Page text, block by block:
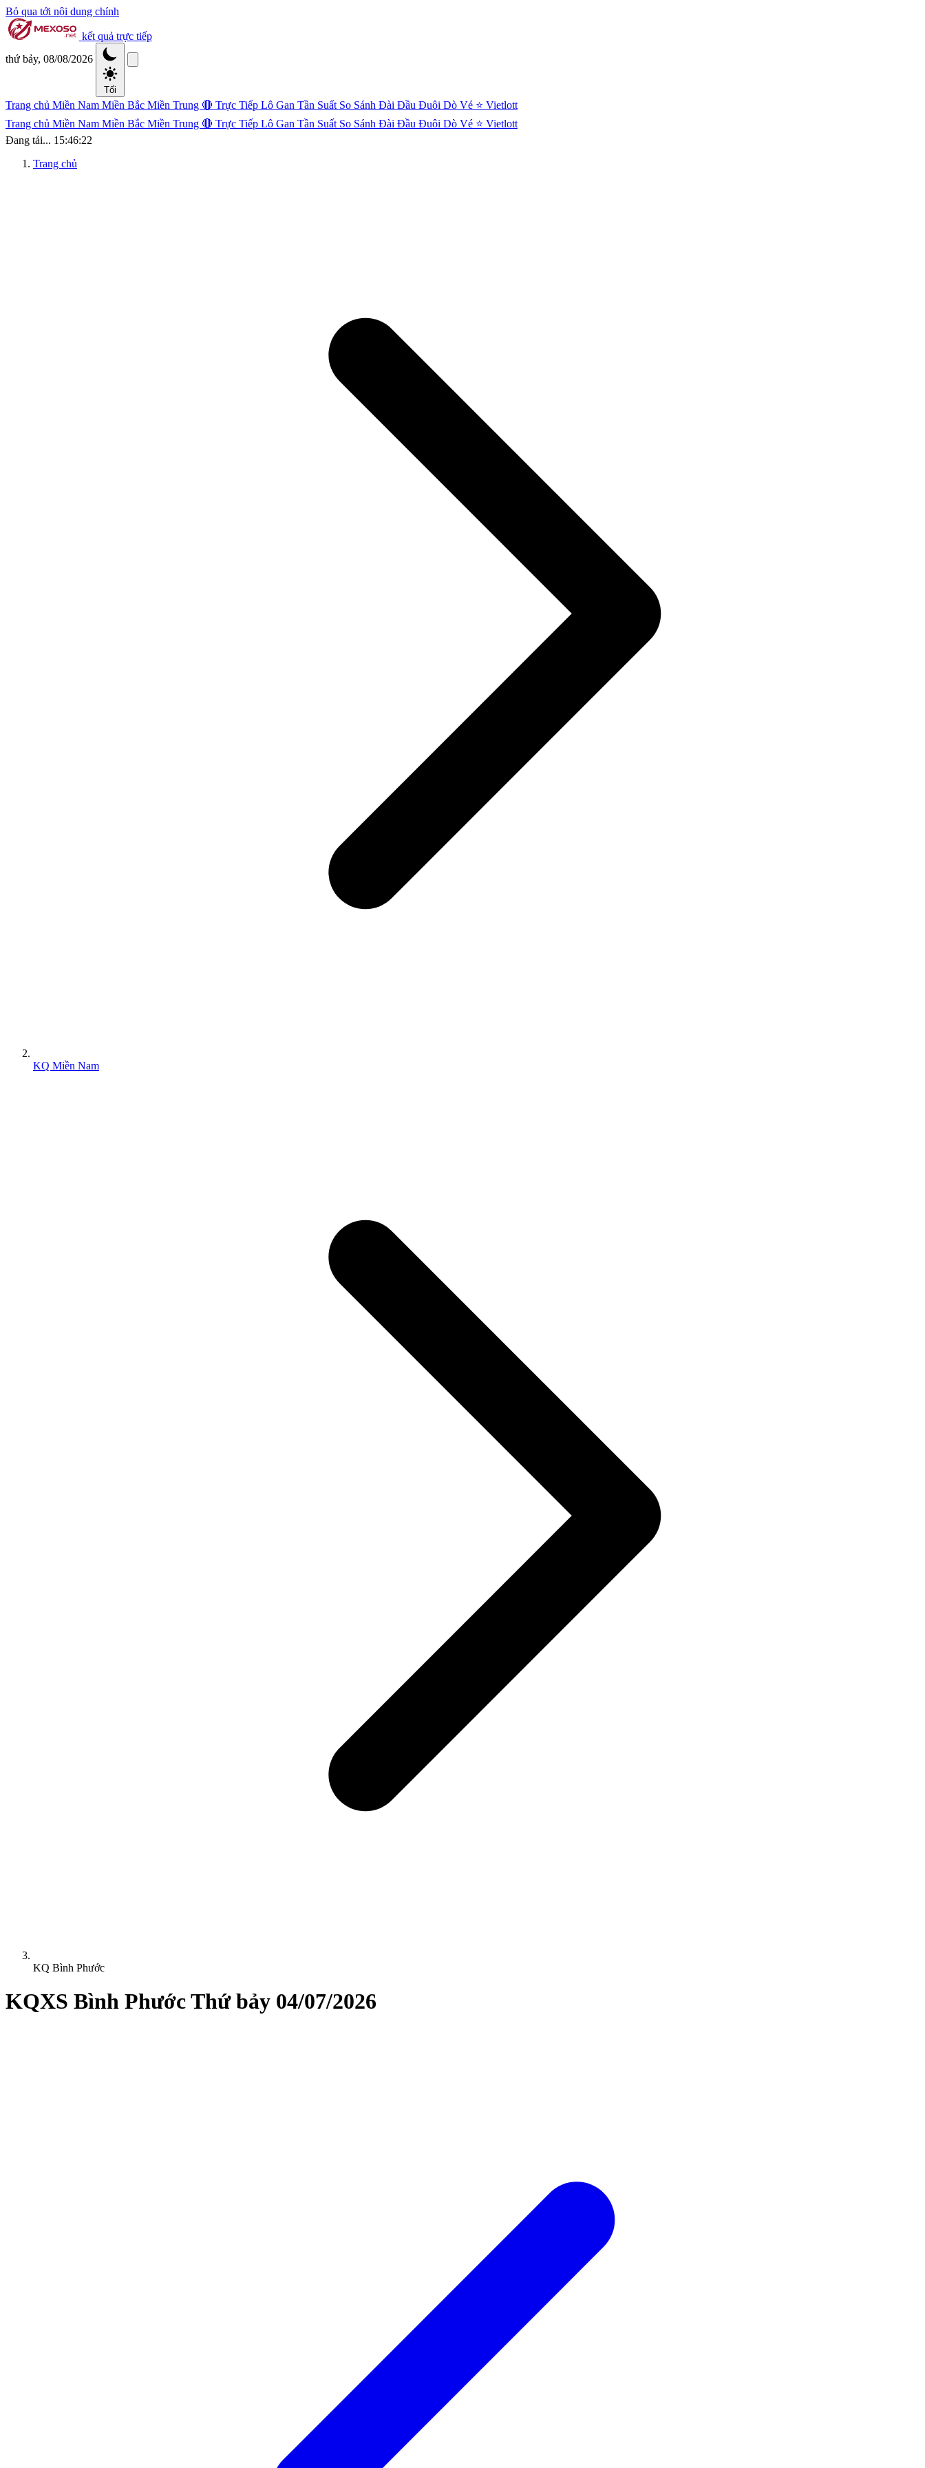
Bỏ qua tới nội dung chính
kết quả trực tiếp
thứ bảy, 08/08/2026
Tối
Trang chủ Miền Nam Miền Bắc Miền Trung 🔴 Trực Tiếp Lô Gan Tần Suất So Sánh Đài Đầu Đuôi Dò Vé ⭐ Vietlott
Trang chủ Miền Nam Miền Bắc Miền Trung 🔴 Trực Tiếp Lô Gan Tần Suất So Sánh Đài Đầu Đuôi Dò Vé ⭐ Vietlott
Đang tải... 15:46:23
Trang chủ
KQ Miền Nam
KQ Bình Phước
KQXS Bình Phước Thứ bảy 04/07/2026